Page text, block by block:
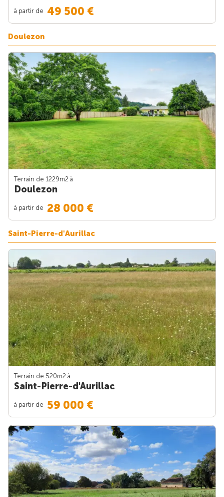
à partir de 49 500 €
Doulezon
Terrain de 1229m2 à
Doulezon
à partir de 28 000 €
Saint-Pierre-d'Aurillac
Terrain de 520m2 à
Saint-Pierre-d'Aurillac
à partir de 59 000 €